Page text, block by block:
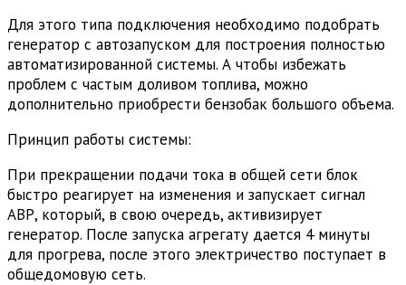
Для этого типа подключения необходимо подобрать
генератор с автозапуском для построения полностью
автоматизированной системы. А чтобы избежать
проблем с частым доливом топлива, можно
дополнительно приобрести бензобак большого объема.
Принцип работы системы:
При прекращении подачи тока в общей сети блок
быстро реагирует на изменения и запускает сигнал
АВР, который, в свою очередь, активизирует
генератор. После запуска агрегату дается 4 минуты
для прогрева, после этого электричество поступает в
общедомовую сеть.